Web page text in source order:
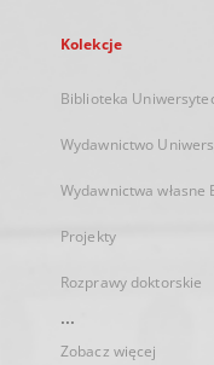
Kolekcje
Biblioteka
Wydawnictwo
Wydawnictwa
Projekty
Rozprawy doktorskie
...
Zobacz więcej